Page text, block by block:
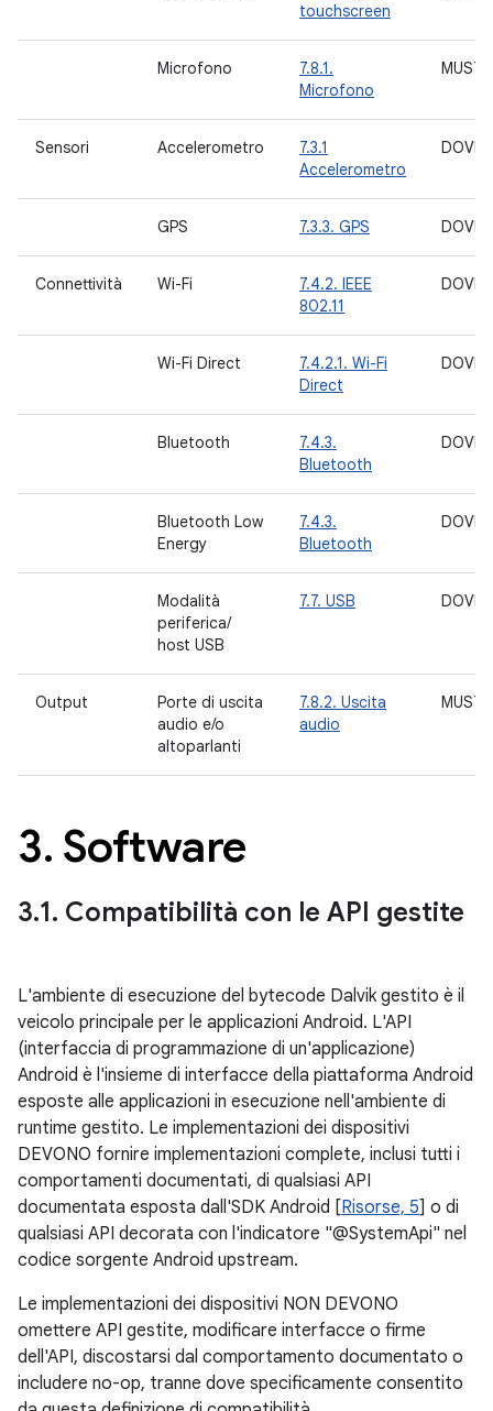
touchscreen
Microfono
7.8.1.
Microfono
MUST
Sensori Accelerometro
7.3.1
Accelerometro
GPS 7.3.3. GPS
Connettività Wi-Fi
7.4.2. IEEE
802.11
Wi-Fi Direct
7.4.2.1. Wi-Fi
Direct
Bluetooth
7.4.3.
Bluetooth
Bluetooth Low
Energy
7.4.3.
Bluetooth
Modalità
periferica/
host USB
7.7. USB
Output
Porte di uscita
audio e/o
altoparlanti
7.8.2. Uscita
audio
MUST
3. Software
3.1. Compatibilità con le API gestite
L'ambiente di esecuzione del bytecode Dalvik gestito è il
veicolo principale per le applicazioni Android. L'API
(interfaccia di programmazione di un'applicazione)
Android è l'insieme di interfacce della piattaforma Android
esposte alle applicazioni in esecuzione nell'ambiente di
runtime gestito. Le implementazioni dei dispositivi
DEVONO fornire implementazioni complete, inclusi tutti i
comportamenti documentati, di qualsiasi API
documentata esposta dall'SDK Android [Risorse, 5] o di
qualsiasi API decorata con l'indicatore "@SystemApi" nel
codice sorgente Android upstream.
Le implementazioni dei dispositivi NON DEVONO
omettere API gestite, modificare interfacce o firme
dell'API, discostarsi dal comportamento documentato o
includere no-op, tranne dove specificamente consentito